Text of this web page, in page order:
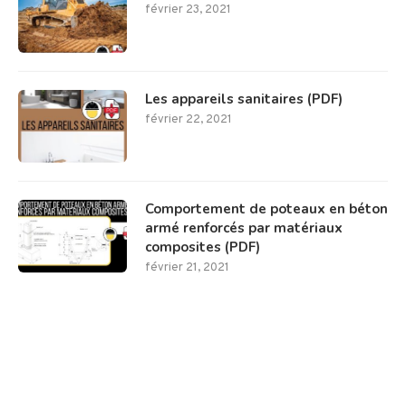
février 23, 2021
Les appareils sanitaires (PDF)
février 22, 2021
Comportement de poteaux en béton
armé renforcés par matériaux
composites (PDF)
février 21, 2021